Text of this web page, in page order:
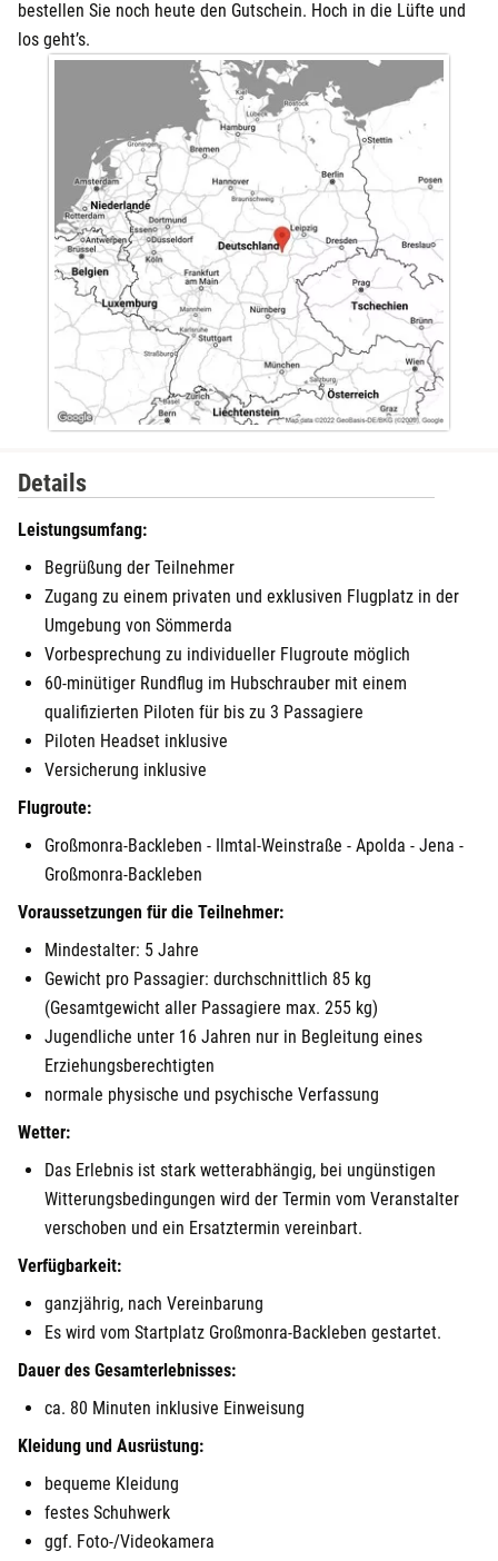
bestellen Sie noch heute den Gutschein. Hoch in die Lüfte und
los geht’s.
Details
Leistungsumfang:
Begrüßung der Teilnehmer
Zugang zu einem privaten und exklusiven Flugplatz in der
Umgebung von Sömmerda
Vorbesprechung zu individueller Flugroute möglich
60-minütiger Rundflug im Hubschrauber mit einem
qualifizierten Piloten für bis zu 3 Passagiere
Piloten Headset inklusive
Versicherung inklusive
Flugroute:
Großmonra-Backleben - Ilmtal-Weinstraße - Apolda - Jena -
Großmonra-Backleben
Voraussetzungen für die Teilnehmer:
Mindestalter: 5 Jahre
Gewicht pro Passagier: durchschnittlich 85 kg
(Gesamtgewicht aller Passagiere max. 255 kg)
Jugendliche unter 16 Jahren nur in Begleitung eines
Erziehungsberechtigten
normale physische und psychische Verfassung
Wetter:
Das Erlebnis ist stark wetterabhängig, bei ungünstigen
Witterungsbedingungen wird der Termin vom Veranstalter
verschoben und ein Ersatztermin vereinbart.
Verfügbarkeit:
ganzjährig, nach Vereinbarung
Es wird vom Startplatz Großmonra-Backleben gestartet.
Dauer des Gesamterlebnisses:
ca. 80 Minuten inklusive Einweisung
Kleidung und Ausrüstung:
bequeme Kleidung
festes Schuhwerk
ggf. Foto-/Videokamera